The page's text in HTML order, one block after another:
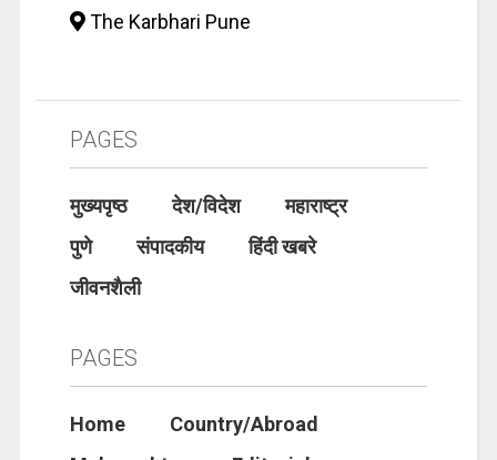
The Karbhari Pune
PAGES
मुख्यपृष्ठ देश/विदेश
महाराष्ट्र
पुणे
संपादकीय
हिंदी खबरे
जीवनशैली
PAGES
Home
Country/Abroad